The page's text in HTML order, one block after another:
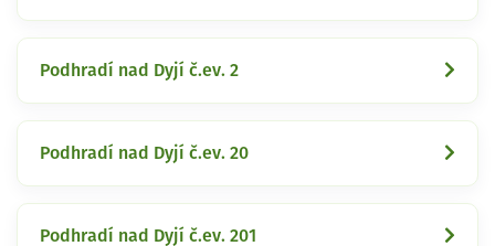
Podhradí nad Dyjí č.ev. 2
Podhradí nad Dyjí č.ev. 20
Podhradí nad Dyjí č.ev. 201